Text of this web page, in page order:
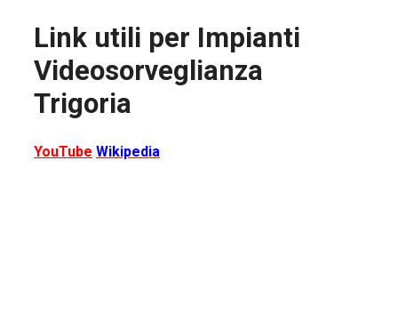
Link utili per Impianti
Videosorveglianza
Trigoria
YouTube Wikipedia